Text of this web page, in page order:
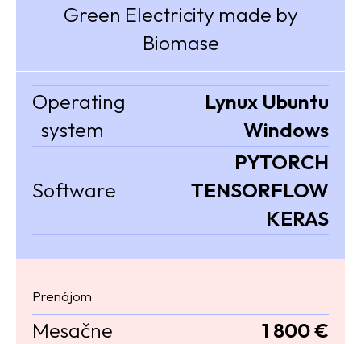
Green Electricity made by
Biomase
Operating
system
Lynux Ubuntu
Windows
Software
PYTORCH
TENSORFLOW
KERAS
Prenájom
Mesačne
1 800 €